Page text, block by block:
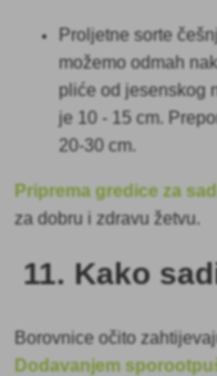
Proljetne sorte
možemo odmah
pliće od jesenskog
je 10 - 15 cm.
20-30 cm.
Priprema gredice za
za dobru i zdravu žetvu.
11. Kako
Borovnice očito
Dodavanjem